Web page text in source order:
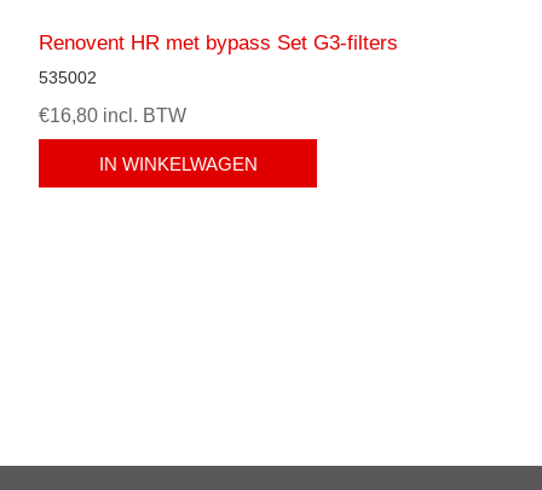
Renovent HR met bypass Set G3-filters
535002
€16,80 incl. BTW